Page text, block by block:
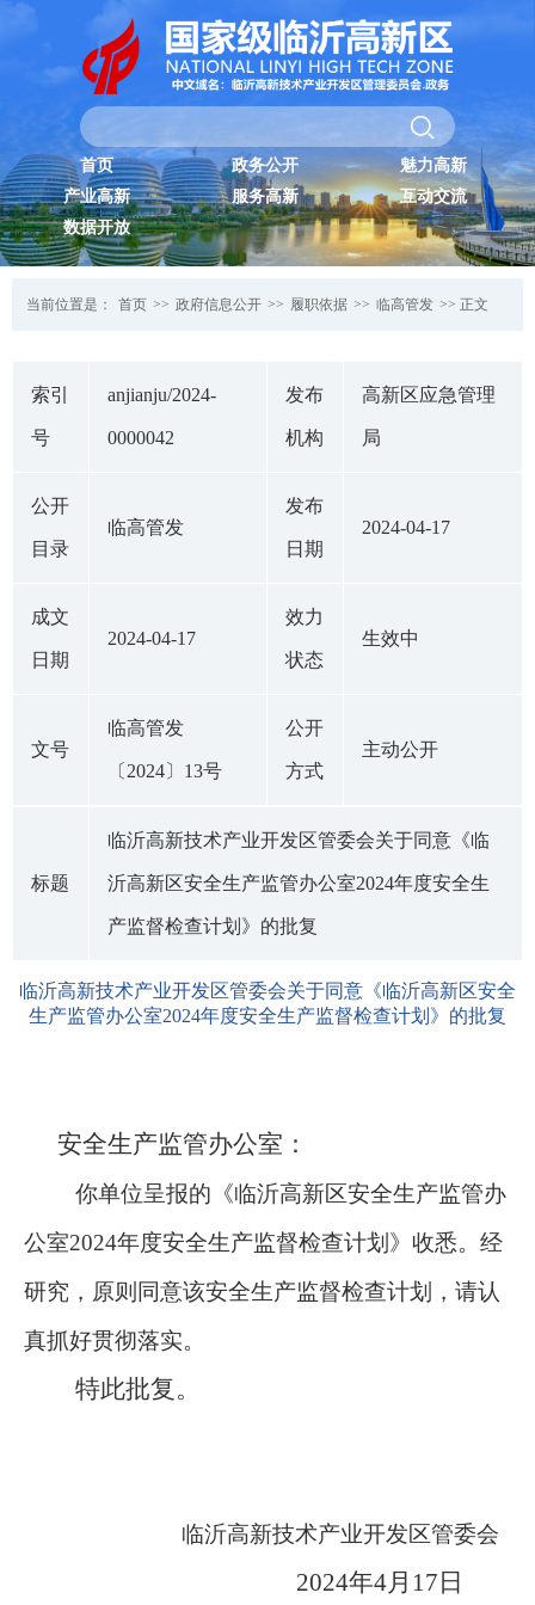
首页 政务公开
魅力高新
产业高新
服务高新
互动交流
数据开放
当前位置是： 首页 >> 政府信息公开 >> 履职依据 >> 临高管发 >> 正文
索引
号
anjianju/2024-
0000042
发布
机构
高新区应急管理
局
公开
目录
临高管发
发布
日期
2024-04-17
成文
日期
2024-04-17
效力
状态
生效中
文号
临高管发
〔2024〕13号
公开
方式
主动公开
标题
临沂高新技术产业开发区管委会关于同意《临
沂高新区安全生产监管办公室2024年度安全生
产监督检查计划》的批复
临沂高新技术产业开发区管委会关于同意《临沂高新区安全
生产监管办公室2024年度安全生产监督检查计划》的批复
安全生产监管办公室：
你单位呈报的《临沂高新区安全生产监管办
公室2024年度安全生产监督检查计划》收悉。经
研究，原则同意该安全生产监督检查计划，请认
真抓好贯彻落实。
特此批复。
临沂高新技术产业开发区管委会
2024年4月17日